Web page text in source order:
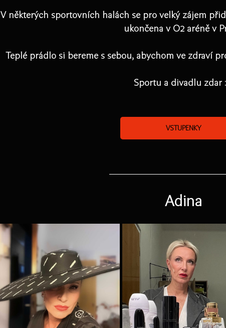
V některých sportovních halách se pro velký zájem
ukončena v O2 aréně v
Teplé prádlo si bereme s sebou, abychom ve zdraví
Sportu a divadlu zdar
VSTUPENKY
Adina